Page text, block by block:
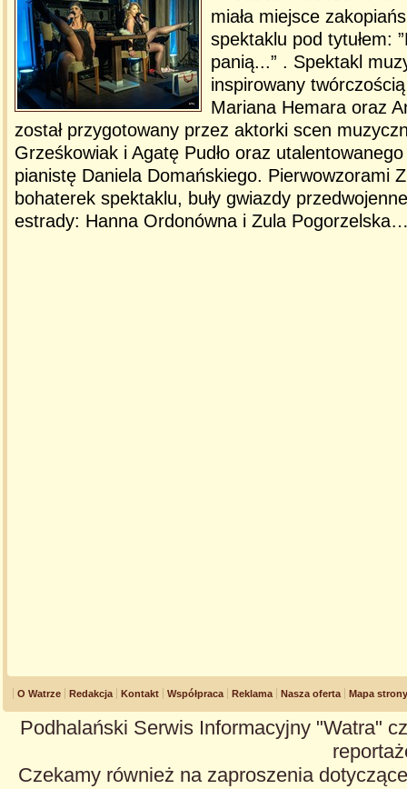
miała miejsce
spektaklu pod tytułem:
panią...” . Spektakl
inspirowany
Mariana Hemara oraz
został przygotowany przez aktorki scen
Grześkowiak i Agatę Pudło oraz
pianistę Daniela Domańskiego. Pierwowzorami
bohaterek spektaklu, buły gwiazdy
estrady: Hanna Ordonówna i Zula
O Watrze Redakcja Kontakt Współpraca Reklama Nasza oferta Mapa strony
Podhalański Serwis Informacyjny "Watra"
Czekamy również na zaproszenia